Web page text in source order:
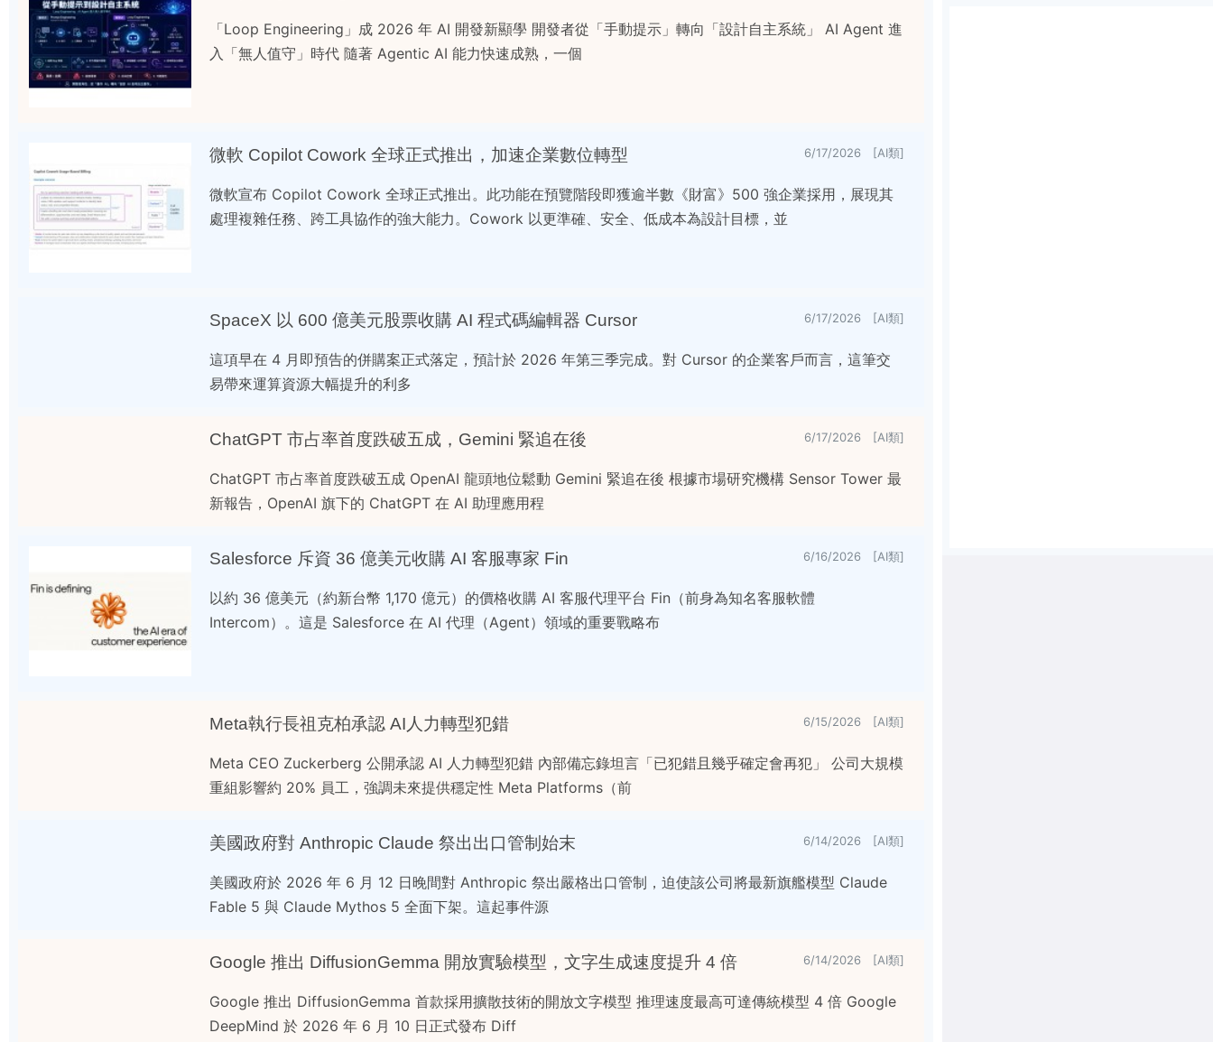
「Loop Engineering」成 2026 年 AI 開發新顯學 開發者從「手動提示」轉向「設計自主系統」 AI Agent 進
入「無人值守」時代 隨著 Agentic AI 能力快速成熟，一個
微軟 Copilot Cowork 全球正式推出，加速企業數位轉型 6/17/2026 [AI類]
微軟宣布 Copilot Cowork 全球正式推出。此功能在預覽階段即獲逾半數《財富》500 強企業採用，展現其
處理複雜任務、跨工具協作的強大能力。Cowork 以更準確、安全、低成本為設計目標，並
SpaceX 以 600 億美元股票收購 AI 程式碼編輯器 Cursor 6/17/2026 [AI類]
這項早在 4 月即預告的併購案正式落定，預計於 2026 年第三季完成。對 Cursor 的企業客戶而言，這筆交
易帶來運算資源大幅提升的利多
ChatGPT 市占率首度跌破五成，Gemini 緊追在後 6/17/2026 [AI類]
ChatGPT 市占率首度跌破五成 OpenAI 龍頭地位鬆動 Gemini 緊追在後 根據市場研究機構 Sensor Tower 最
新報告，OpenAI 旗下的 ChatGPT 在 AI 助理應用程
Salesforce 斥資 36 億美元收購 AI 客服專家 Fin 6/16/2026 [AI類]
以約 36 億美元（約新台幣 1,170 億元）的價格收購 AI 客服代理平台 Fin（前身為知名客服軟體
Intercom）。這是 Salesforce 在 AI 代理（Agent）領域的重要戰略布
Meta執行長祖克柏承認 AI人力轉型犯錯 6/15/2026 [AI類]
Meta CEO Zuckerberg 公開承認 AI 人力轉型犯錯 內部備忘錄坦言「已犯錯且幾乎確定會再犯」 公司大規模
重組影響約 20% 員工，強調未來提供穩定性 Meta Platforms（前
美國政府對 Anthropic Claude 祭出出口管制始末 6/14/2026 [AI類]
美國政府於 2026 年 6 月 12 日晚間對 Anthropic 祭出嚴格出口管制，迫使該公司將最新旗艦模型 Claude
Fable 5 與 Claude Mythos 5 全面下架。這起事件源
Google 推出 DiffusionGemma 開放實驗模型，文字生成速度提升 4 倍 6/14/2026 [AI類]
Google 推出 DiffusionGemma 首款採用擴散技術的開放文字模型 推理速度最高可達傳統模型 4 倍 Google
DeepMind 於 2026 年 6 月 10 日正式發布 Diff